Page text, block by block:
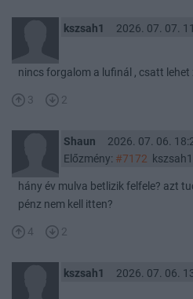
kszsah1 2026. 07. 07.
nincs forgalom a lufinál , csatt
3 2
Shaun
2026. 07. 06.
Előzmény: #7172 kszsah1
hány év mulva betlizik felfele? azt
pénz nem kell itten?
4 2
kszsah1 2026. 07. 06.